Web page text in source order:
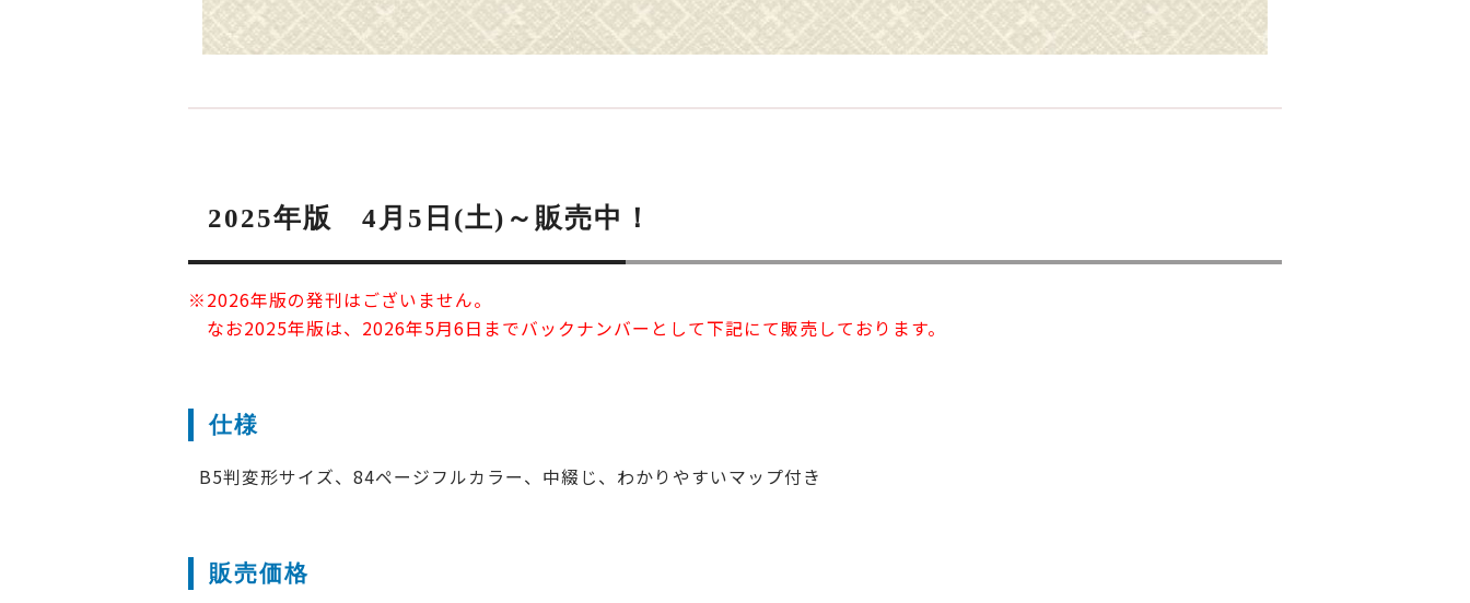
2025年版 4月5日(土)～販売中！
※2026年版の発刊はございません。
なお2025年版は、2026年5月6日までバックナンバーとして下記にて販売しております。
仕様
B5判変形サイズ、84ページフルカラー、中綴じ、わかりやすいマップ付き
販売価格